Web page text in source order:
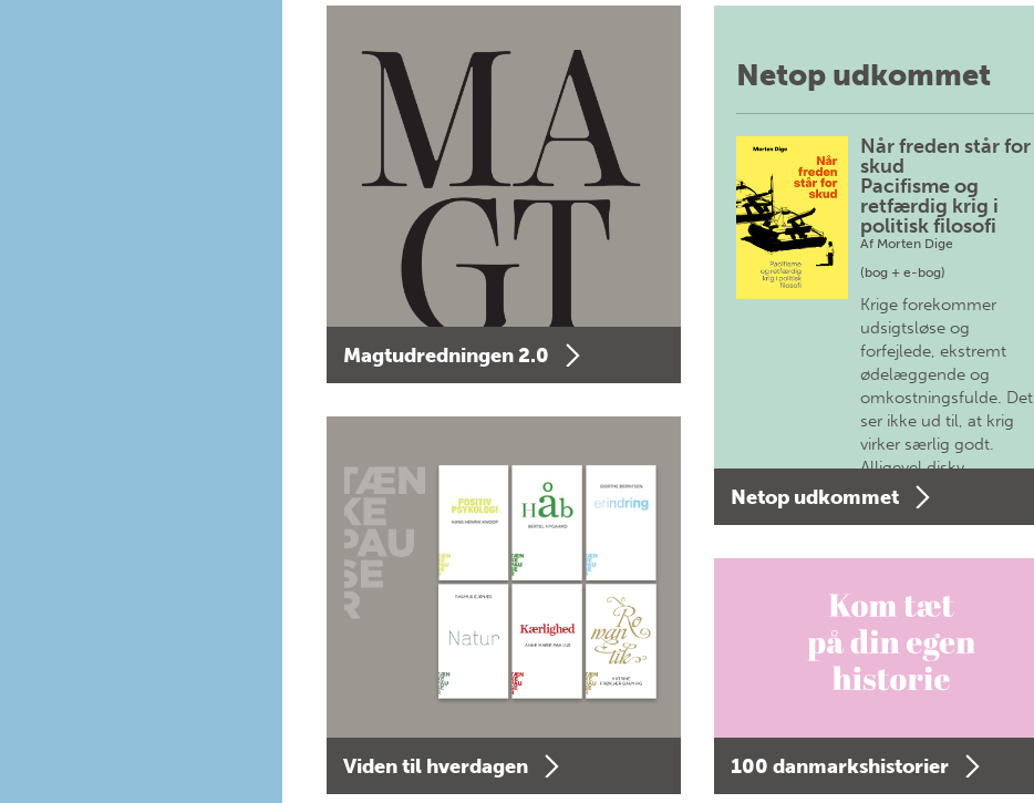
Magtudredningen 2.0
Viden til hverdagen
Netop udkommet
Når freden står for
skud
Pacifisme og
retfærdig krig i
politisk filosofi
Af Morten Dige
(bog + e-bog)
Krige forekommer
udsigtsløse og
forfejlede, ekstremt
ødelæggende og
omkostningsfulde. Det
ser ikke ud til, at krig
virker særlig godt.
Alligevel diskv…
Netop udkommet
100 danmarkshistorier